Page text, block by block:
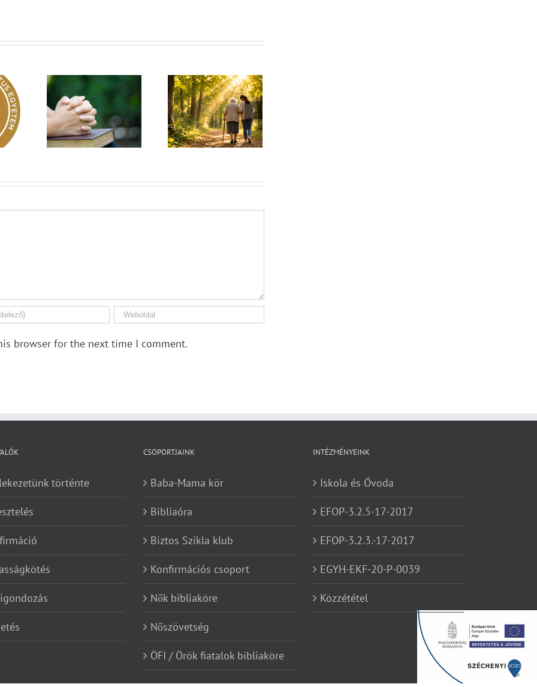
–
149
Egy fa kidől, messze
hangzik. Nő az erdő,
ki hallja? –
Diakónusok
vasárnapja – II. rész
Imádság éve 2026 –
El nem hagylak
téged
browser for the next time I comment.
történte
CSOPORTJAINK
Baba-Mama kör
Bibliaóra
Biztos Szikla klub
Konfirmációs csoport
Nők bibliaköre
Nőszövetség
ÖFI / Örök fiatalok bibliaköre
INTÉZMÉNYEINK
Iskola és Óvoda
EFOP-3.2.5-17-2017
EFOP-3.2.3.-17-2017
EGYH-EKF-20-P-0039
Közzététel